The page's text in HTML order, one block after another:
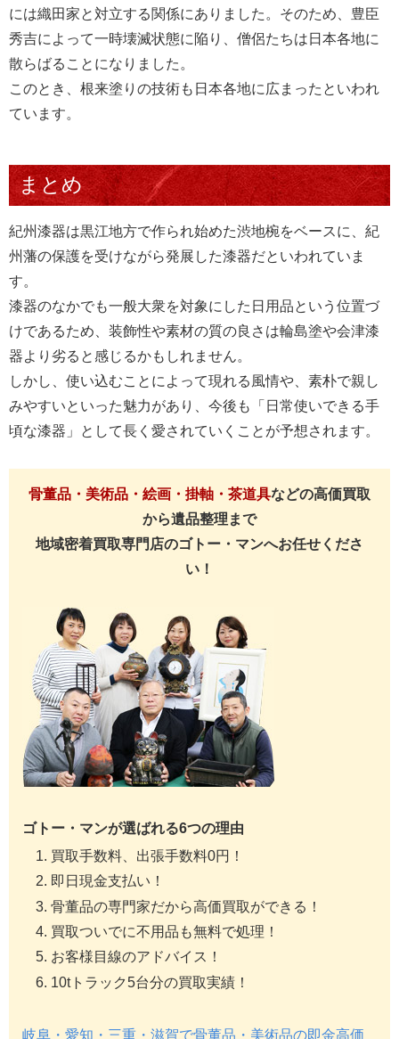
には織田家と対立する関係にありました。そのため、豊臣
秀吉によって一時壊滅状態に陥り、僧侶たちは日本各地に
散らばることになりました。
このとき、根来塗りの技術も日本各地に広まったといわれ
ています。
まとめ
紀州漆器は黒江地方で作られ始めた渋地椀をベースに、紀
州藩の保護を受けながら発展した漆器だといわれていま
す。
漆器のなかでも一般大衆を対象にした日用品という位置づ
けであるため、装飾性や素材の質の良さは輪島塗や会津漆
器より劣ると感じるかもしれません。
しかし、使い込むことによって現れる風情や、素朴で親し
みやすいといった魅力があり、今後も「日常使いできる手
頃な漆器」として長く愛されていくことが予想されます。
骨董品・美術品・絵画・掛軸・茶道具などの高価買取
から遺品整理まで
地域密着買取専門店のゴトー・マンへお任せくださ
い！
ゴトー・マンが選ばれる6つの理由
買取手数料、出張手数料0円！
即日現金支払い！
骨董品の専門家だから高価買取ができる！
買取ついでに不用品も無料で処理！
お客様目線のアドバイス！
10tトラック5台分の買取実績！
岐阜・愛知・三重・滋賀で骨董品・美術品の即金高価